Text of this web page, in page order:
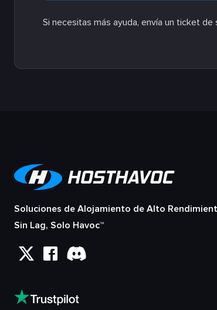
Si necesitas más ayuda, envía un ticket
Soluciones de Alojamiento de Alto
Sin Lag, Solo Havoc™